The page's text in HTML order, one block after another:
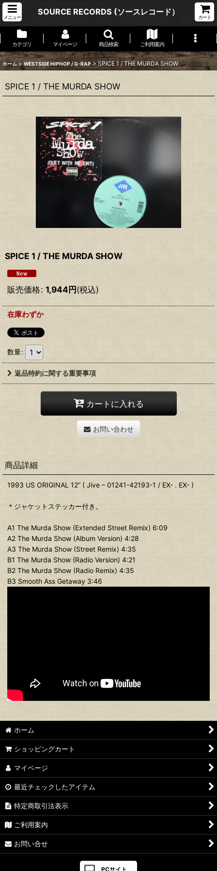
メニュー
SOURCE RECORDS (ソースレコード）
カート
カテゴリ マイページ 商品検索 ご利用案内
ホーム > WESTSIDE HIPHOP / G-RAP > SPICE 1 / THE MURDA SHOW
SPICE 1 / THE MURDA SHOW
SPICE 1 / THE MURDA SHOW
販売価格: 1,944円(税込)
在庫わずか
数量:
返品特約に関する重要事項
カートに入れる
お問い合わせ
商品詳細
1993 US ORIGINAL 12” ( Jive – 01241-42193-1 / EX- . EX- )
＊ジャケットステッカー付き。
A1 The Murda Show (Extended Street Remix) 6:09
A2 The Murda Show (Album Version) 4:28
A3 The Murda Show (Street Remix) 4:35
B1 The Murda Show (Radio Version) 4:21
B2 The Murda Show (Radio Remix) 4:35
B3 Smooth Ass Getaway 3:46
ホーム
ショッピングカート
マイページ
最近チェックしたアイテム
特定商取引法表示
ご利用案内
お問い合せ
PCサイト